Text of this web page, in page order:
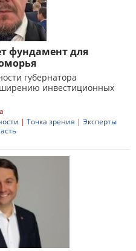
фундамент для
губернатора
инвестиционных
| Точка зрения | Эксперты